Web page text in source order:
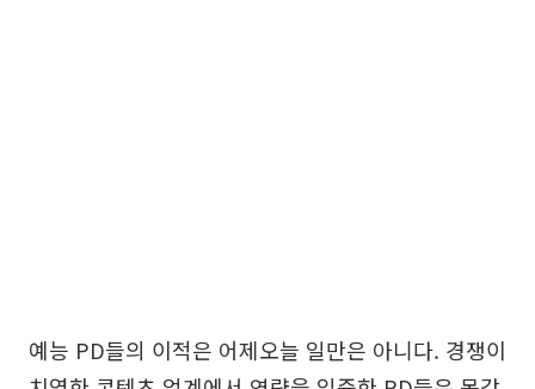
예능 PD들의 이적은 어제오늘 일만은 아니다. 경쟁이